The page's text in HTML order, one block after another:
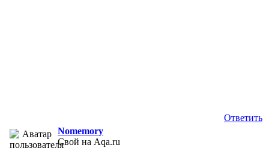
Ответить
Nomemory
Свой на Aqa.ru